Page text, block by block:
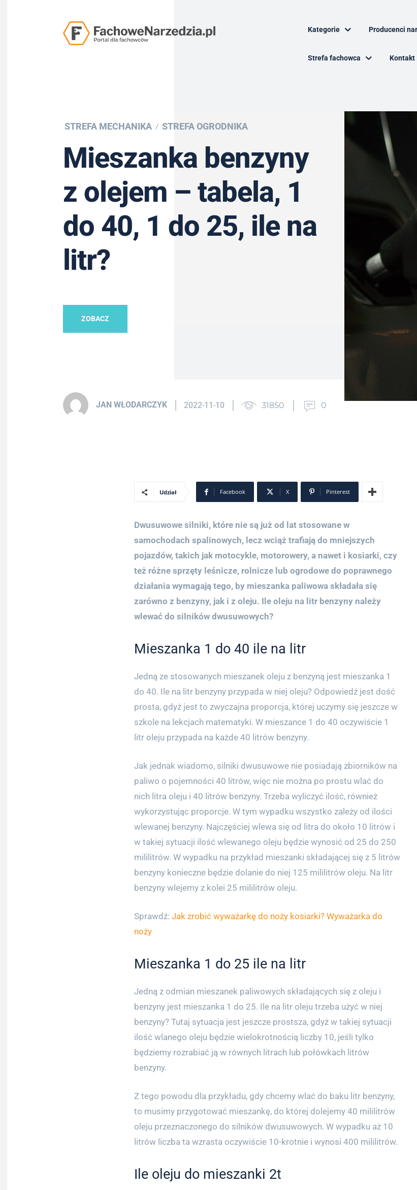
Kategorie Producenci
Strefa fachowca Kontakt
STREFA MECHANIKA STREFA OGRODNIKA
Mieszanka benzyny
z olejem – tabela, 1
do 40, 1 do 25, ile na
litr?
ZOBACZ
JAN WŁODARCZYK 2022-11-10 31850 0
Udział Facebook X Pinterest
Dwusuwowe silniki, które nie są już od lat stosowane w
samochodach spalinowych, lecz wciąż trafiają do mniejszych
pojazdów, takich jak motocykle, motorowery, a nawet i kosiarki, czy
też różne sprzęty leśnicze, rolnicze lub ogrodowe do poprawnego
działania wymagają tego, by mieszanka paliwowa składała się
zarówno z benzyny, jak i z oleju. Ile oleju na litr benzyny należy
wlewać do silników dwusuwowych?
Mieszanka 1 do 40 ile na litr
Jedną ze stosowanych mieszanek oleju z benzyną jest mieszanka 1
do 40. Ile na litr benzyny przypada w niej oleju? Odpowiedź jest dość
prosta, gdyż jest to zwyczajna proporcja, której uczymy się jeszcze w
szkole na lekcjach matematyki. W mieszance 1 do 40 oczywiście 1
litr oleju przypada na każde 40 litrów benzyny.
Jak jednak wiadomo, silniki dwusuwowe nie posiadają zbiorników na
paliwo o pojemności 40 litrów, więc nie można po prostu wlać do
nich litra oleju i 40 litrów benzyny. Trzeba wyliczyć ilość, również
wykorzystując proporcje. W tym wypadku wszystko zależy od ilości
wlewanej benzyny. Najczęściej wlewa się od litra do około 10 litrów i
w takiej sytuacji ilość wlewanego oleju będzie wynosić od 25 do 250
mililitrów. W wypadku na przykład mieszanki składającej się z 5 litrów
benzyny konieczne będzie dolanie do niej 125 mililitrów oleju. Na litr
benzyny wlejemy z kolei 25 mililitrów oleju.
Sprawdź: Jak zrobić wyważarkę do noży kosiarki? Wyważarka do
noży
Mieszanka 1 do 25 ile na litr
Jedną z odmian mieszanek paliwowych składających się z oleju i
benzyny jest mieszanka 1 do 25. Ile na litr oleju trzeba użyć w niej
benzyny? Tutaj sytuacja jest jeszcze prostsza, gdyż w takiej sytuacji
ilość wlanego oleju będzie wielokrotnością liczby 10, jeśli tylko
będziemy rozrabiać ją w równych litrach lub połówkach litrów
benzyny.
Z tego powodu dla przykładu, gdy chcemy wlać do baku litr benzyny,
to musimy przygotować mieszankę, do której dolejemy 40 mililitrów
oleju przeznaczonego do silników dwusuwowych. W wypadku aż 10
litrów liczba ta wzrasta oczywiście 10-krotnie i wynosi 400 mililitrów.
Ile oleju do mieszanki 2t